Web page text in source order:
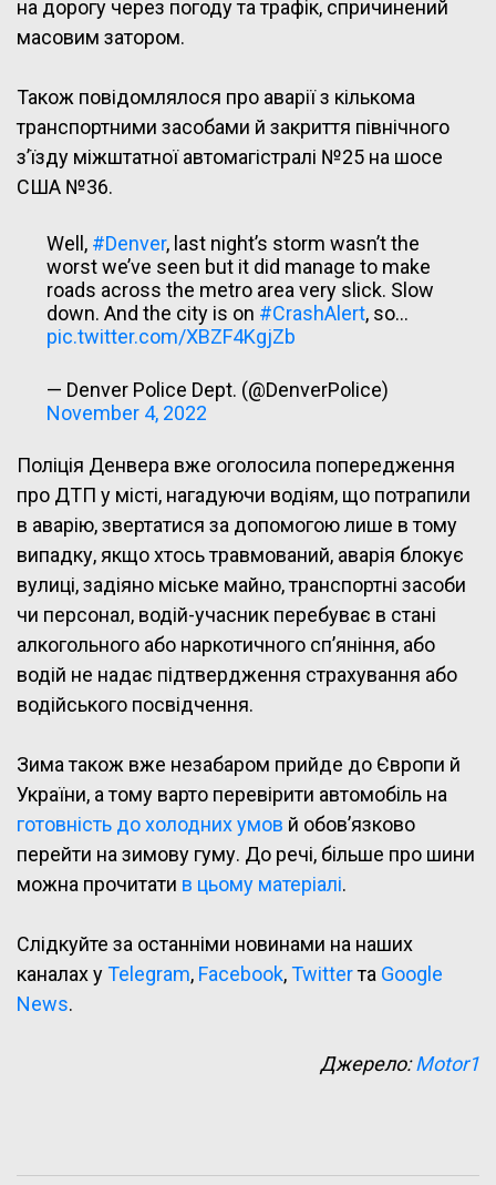
на дорогу через погоду та трафік, спричинений
масовим затором.
Також повідомлялося про аварії з кількома
транспортними засобами й закриття північного
з’їзду міжштатної автомагістралі №25 на шосе
США №36.
Well, #Denver, last night’s storm wasn’t the
worst we’ve seen but it did manage to make
roads across the metro area very slick. Slow
down. And the city is on #CrashAlert, so…
pic.twitter.com/XBZF4KgjZb
— Denver Police Dept. (@DenverPolice)
November 4, 2022
Поліція Денвера вже оголосила попередження
про ДТП у місті, нагадуючи водіям, що потрапили
в аварію, звертатися за допомогою лише в тому
випадку, якщо хтось травмований, аварія блокує
вулиці, задіяно міське майно, транспортні засоби
чи персонал, водій-учасник перебуває в стані
алкогольного або наркотичного сп’яніння, або
водій не надає підтвердження страхування або
водійського посвідчення.
Зима також вже незабаром прийде до Європи й
України, а тому варто перевірити автомобіль на
готовність до холодних умов й обов’язково
перейти на зимову гуму. До речі, більше про шини
можна прочитати в цьому матеріалі.
Слідкуйте за останніми новинами на наших
каналах уTelegram, Facebook,Twitterта Google
News.
Джерело:Motor1